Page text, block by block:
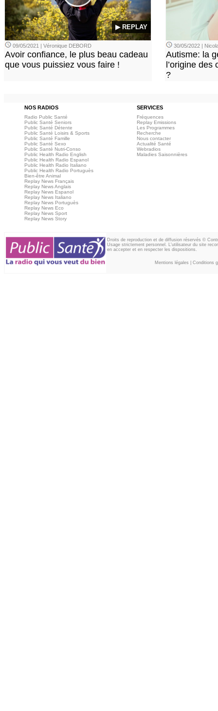
▶ REPLAY
09/05/2021 | Véronique DEBORD
Avoir confiance, le plus beau cadeau
que vous puissiez vous faire !
30/05/2022 |
Autisme: la
l’origine
?
NOS RADIOS SERVICES
Radio Public Santé
Public Santé Seniors
Public Santé Détente
Public Santé Loisirs & Sports
Public Santé Famille
Public Santé Sexo
Public Santé Nutri-Conso
Public Health Radio English
Public Health Radio Espanol
Public Health Radio Italiano
Public Health Radio Portuguès
Bien-être Animal
Replay News Français
Replay News Anglais
Replay News Espanol
Replay News Italiano
Replay News Portuguès
Replay News Eco
Replay News Sport
Replay News Story
Fréquences
Replay Emissions
Les Programmes
Recherche
Nous contacter
Actualité Santé
Webradios
Maladies Saisonnières
Droits de reproduction et de diffusion réservés ©
Usage strictement personnel. L'utilisateur du site
en accepter et en respecter les dispositions.
Mentions légales Conditions